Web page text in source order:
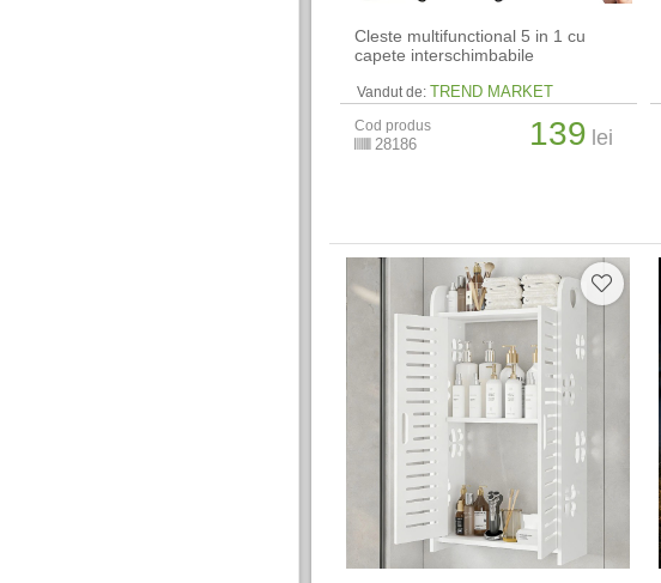
Cleste multifunctional 5 in 1 cu
capete interschimbabile
Vandut de: TREND MARKET
Cod produs
28186 139 lei